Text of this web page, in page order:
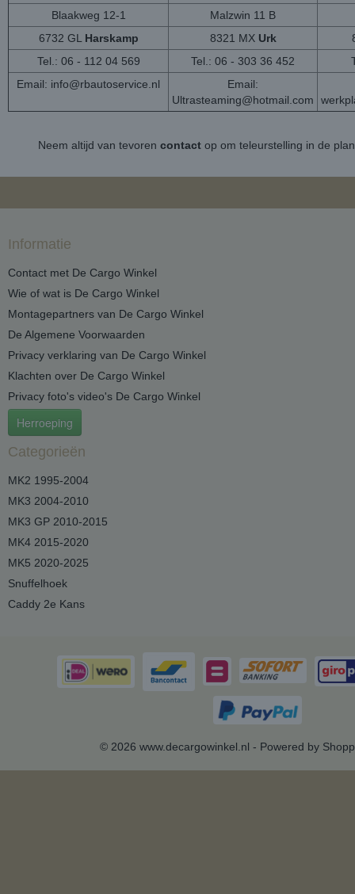
Blaakweg 12-1
Malzwin 11 B
6732 GL Harskamp 8321 MX Urk
Tel.: 06 - 112 04 569
Tel.: 06 - 303 36 452
Email: info@rbautoservice.nl
Email:
Ultrasteaming@hotmail.com
Neem altijd van tevoren contactop om teleurstelling in de
Informatie
Contact met De Cargo Winkel
Wie of wat is De Cargo Winkel
Montagepartners van De Cargo Winkel
De Algemene Voorwaarden
Privacy verklaring van De Cargo Winkel
Klachten over De Cargo Winkel
Privacy foto's video's De Cargo Winkel
Herroeping
Categorieën
MK2 1995-2004
MK3 2004-2010
MK3 GP 2010-2015
MK4 2015-2020
MK5 2020-2025
Snuffelhoek
Caddy 2e Kans
© 2026 www.decargowinkel.nl - Powered by